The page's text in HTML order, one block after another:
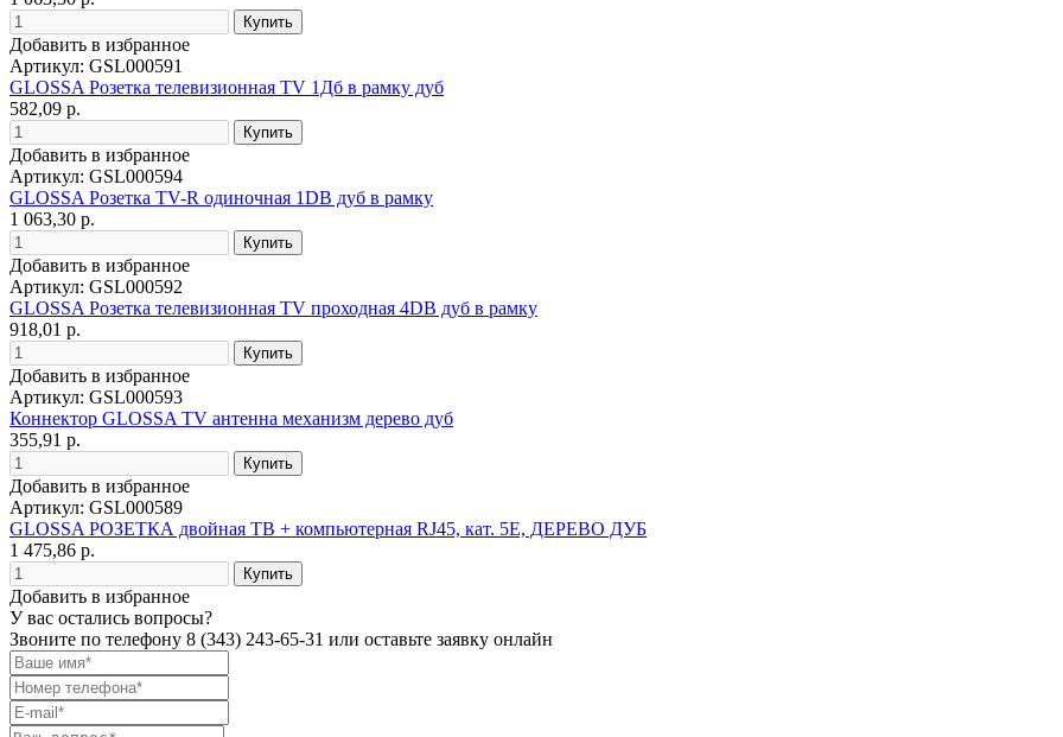
Добавить в избранное
Артикул: GSL000591
GLOSSA Розетка телевизионная TV 1Дб в рамку дуб
582,09 р.
Добавить в избранное
Артикул: GSL000594
GLOSSA Розетка TV-R одиночная 1DB дуб в рамку
1 063,30 р.
Добавить в избранное
Артикул: GSL000592
GLOSSA Розетка телевизионная TV проходная 4DB дуб в рамку
918,01 р.
Добавить в избранное
Артикул: GSL000593
Коннектор GLOSSA TV антенна механизм дерево дуб
355,91 р.
Добавить в избранное
Артикул: GSL000589
GLOSSA РОЗЕТКА двойная ТВ + компьютерная RJ45, кат. 5Е, ДЕРЕВО ДУБ
1 475,86 р.
Добавить в избранное
У вас остались вопросы?
Звоните по телефону 8 (343) 243-65-31 или оставьте заявку онлайн